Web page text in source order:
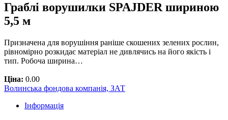
Граблі ворушилки SPAJDER шириною
5,5 м
Призначена для ворушіння раніше скошених зелених рослин,
рівномірно розкидає матеріал не дивлячись на його якість і
тип. Робоча ширина…
Ціна: 0.00
Волинська фондова компанія, ЗАТ
Інформація